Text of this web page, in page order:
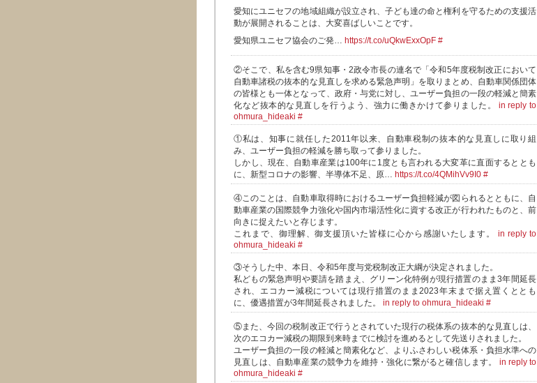
愛知にユニセフの地域組織が設立され、子ども達の命と権利を守るための支援活
動が展開されることは、大変喜ばしいことです。
愛知県ユニセフ協会のご発… https://t.co/uQkwExxOpF #
②そこで、私を含む9県知事・2政令市長の連名で「令和5年度税制改正において
自動車諸税の抜本的な見直しを求める緊急声明」を取りまとめ、自動車関係団体
の皆様とも一体となって、政府・与党に対し、ユーザー負担の一段の軽減と簡素
化など抜本的な見直しを行うよう、強力に働きかけて参りました。 in reply to
ohmura_hideaki #
①私は、知事に就任した2011年以来、自動車税制の抜本的な見直しに取り組
み、ユーザー負担の軽減を勝ち取って参りました。
しかし、現在、自動車産業は100年に1度とも言われる大変革に直面するととも
に、新型コロナの影響、半導体不足、原… https://t.co/4QMihVv9I0 #
④このことは、自動車取得時におけるユーザー負担軽減が図られるとともに、自
動車産業の国際競争力強化や国内市場活性化に資する改正が行われたものと、前
向きに捉えたいと存じます。
これまで、御理解、御支援頂いた皆様に心から感謝いたします。in reply to
ohmura_hideaki #
③そうした中、本日、令和5年度与党税制改正大綱が決定されました。
私どもの緊急声明や要請を踏まえ、グリーン化特例が現行措置のまま3年間延長
され、エコカー減税については現行措置のまま2023年末まで据え置くととも
に、優遇措置が3年間延長されました。 in reply to ohmura_hideaki #
⑤また、今回の税制改正で行うとされていた現行の税体系の抜本的な見直しは、
次のエコカー減税の期限到来時までに検討を進めるとして先送りされました。
ユーザー負担の一段の軽減と簡素化など、よりふさわしい税体系・負担水準への
見直しは、自動車産業の競争力を維持・強化に繋がると確信します。 in reply to
ohmura_hideaki #